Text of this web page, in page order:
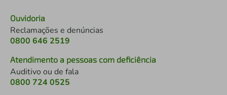
Ouvidoria
Reclamações e denúncias
0800 646 2519
Atendimento a pessoas com deficiência
Auditivo ou de fala
0800 724 0525